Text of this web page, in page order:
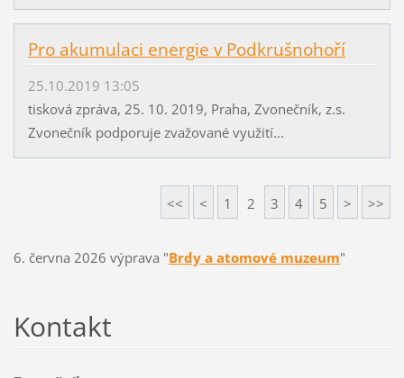
Pro akumulaci energie v Podkrušnohoří
25.10.2019 13:05
tisková zpráva, 25. 10. 2019, Praha, Zvonečník, z.s.
Zvonečník podporuje zvažované využití...
<< < 1 2 3 4 5 > >>
6. června 2026 výprava "Brdy a atomové muzeum"
Kontakt